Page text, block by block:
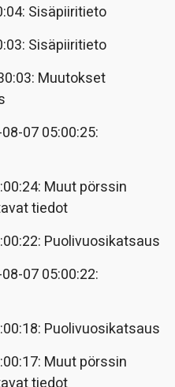
Sisäpiiritieto
Sisäpiiritieto
Muutokset
07 05:00:25:
Muut pörssin
tiedot
Puolivuosikatsaus
07 05:00:22:
Puolivuosikatsaus
Muut pörssin